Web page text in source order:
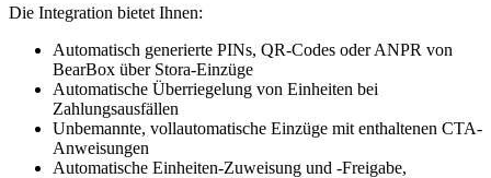
Die Integration bietet Ihnen:
Automatisch generierte PINs, QR-Codes oder ANPR von
BearBox über Stora-Einzüge
Automatische Überriegelung von Einheiten bei
Zahlungsausfällen
Unbemannte, vollautomatische Einzüge mit enthaltenen CTA-
Anweisungen
Automatische Einheiten-Zuweisung und -Freigabe,